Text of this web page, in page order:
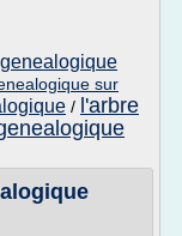
sur
/ l'arbre